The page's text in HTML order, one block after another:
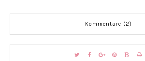
Kommentare (2)